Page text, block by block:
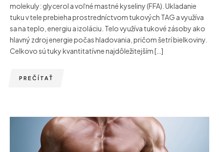
molekuly: glycerol a voľné mastné kyseliny (FFA). Ukladanie
tuku v tele prebieha prostredníctvom tukových TAG a využíva
sa na teplo, energiu a izoláciu. Telo využíva tukové zásoby ako
hlavný zdroj energie počas hladovania, pričom šetrí bielkoviny.
Celkovo sú tuky kvantitatívne najdôležitejším […]
PREČÍTAŤ